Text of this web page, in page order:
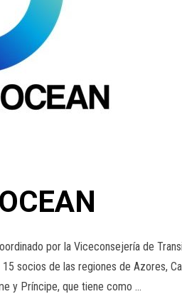
por la Viceconsejería de
socios de las regiones de Azores,
y Príncipe, que tiene como …